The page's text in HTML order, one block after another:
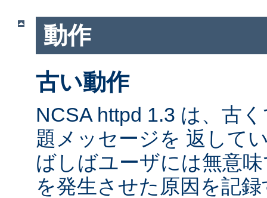
動作
古い動作
NCSA httpd 1.3 は、古
題メッセージを 返して
ばしばユーザには無意
を発生させた原因を記